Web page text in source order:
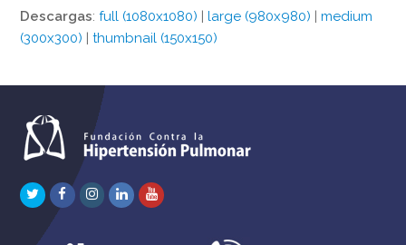
Descargas:full (1080x1080) |large (980x980) |medium
(300x300) |thumbnail (150x150)
TwitterFacebook
Instagram
LinkedInYoutube